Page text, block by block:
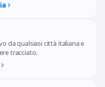
da qualsiasi città italiana e
tracciato.